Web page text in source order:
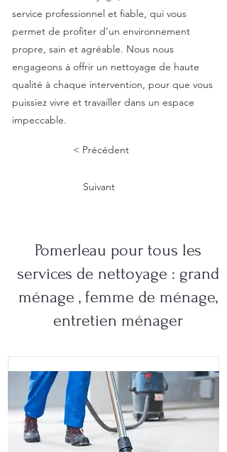
service professionnel et fiable, qui vous
permet de profiter d’un environnement
propre, sain et agréable. Nous nous
engageons à offrir un nettoyage de haute
qualité à chaque intervention, pour que vous
puissiez vivre et travailler dans un espace
impeccable.
< Précédent
Suivant
Pomerleau pour tous les
services de nettoyage : grand
ménage , femme de ménage,
entretien ménager